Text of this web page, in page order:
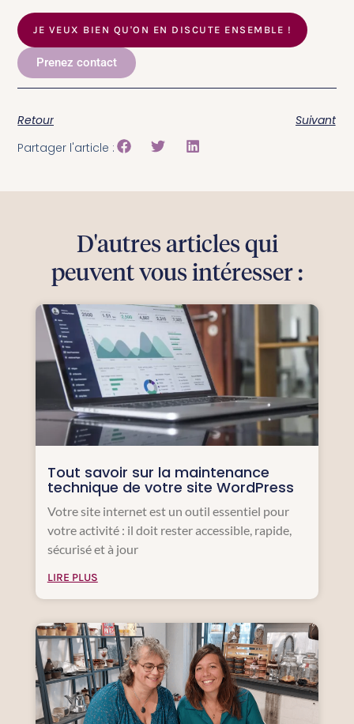
JE VEUX BIEN QU'ON EN DISCUTE ENSEMBLE !
Prenez contact
Retour
Suivant
Partager l'article :
D'autres articles qui
peuvent vous intéresser :
Tout savoir sur la maintenance
technique de votre site WordPress
Votre site internet est un outil essentiel pour
votre activité : il doit rester accessible, rapide,
sécurisé et à jour
LIRE PLUS